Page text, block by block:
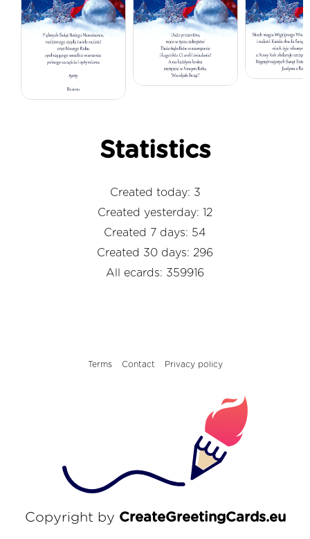
Statistics
Created today: 3
Created yesterday: 12
Created 7 days: 54
Created 30 days: 296
All ecards: 359916
Terms Contact Privacy policy
Copyright by CreateGreetingCards.eu